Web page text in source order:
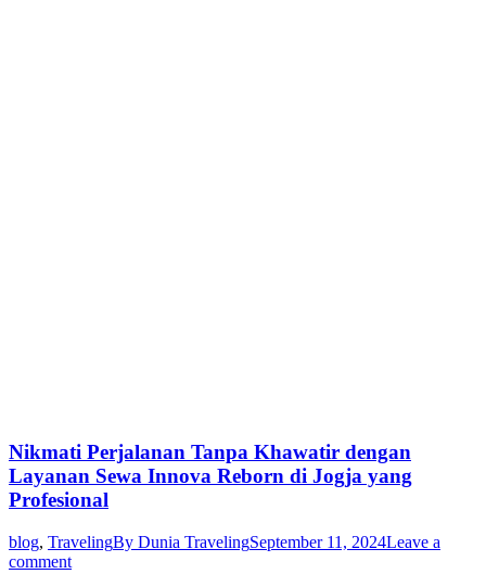
Nikmati Perjalanan Tanpa Khawatir dengan
Layanan Sewa Innova Reborn di Jogja yang
Profesional
blog, TravelingBy Dunia TravelingSeptember 11, 2024Leave a
comment